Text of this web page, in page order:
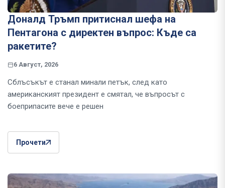
Доналд Тръмп притиснал шефа на
Пентагона с директен въпрос: Къде са
ракетите?
6 Август, 2026
Сблъсъкът е станал минали петък, след като
американският президент е смятал, че въпросът с
боеприпасите вече е решен
Прочети